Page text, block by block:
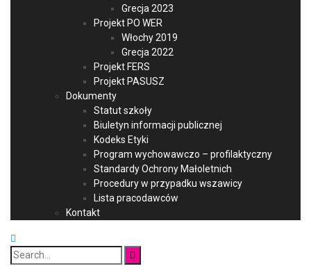
Grecja 2023
Projekt PO WER
Włochy 2019
Grecja 2022
Projekt FERS
Projekt PASUSZ
Dokumenty
Statut szkoły
Biuletyn informacji publicznej
Kodeks Etyki
Program wychowawczo – profilaktyczny
Standardy Ochrony Małoletnich
Procedury w przypadku wszawicy
Lista pracodawców
Kontakt
Search
for: